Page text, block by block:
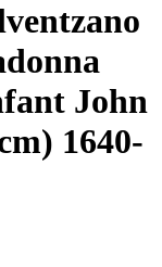
John
1640-